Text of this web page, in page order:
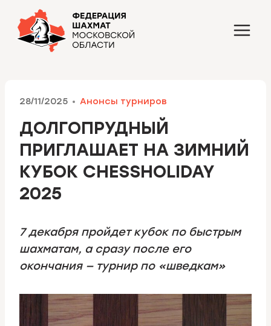
Перейти
содержимому
28/11/2025 Анонсы турниров
ДОЛГОПРУДНЫЙ
ПРИГЛАШАЕТ НА ЗИМНИЙ
КУБОК CHESSHOLIDAY
2025
7 декабря пройдет кубок по быстрым
шахматам, а сразу после его
окончания — турнир по «шведкам»